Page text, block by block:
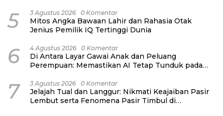
5 3 Agustus 2026 0 Komentar
Mitos Angka Bawaan Lahir dan Rahasia Otak
Jenius Pemilik IQ Tertinggi Dunia
6 4 Agustus 2026 0 Komentar
Di Antara Layar Gawai Anak dan Peluang
Perempuan: Memastikan AI Tetap Tunduk pada
7 3 Agustus 2026 0 Komentar
Jelajah Tual dan Langgur: Nikmati Keajaiban Pasir
Lembut serta Fenomena Pasir Timbul di